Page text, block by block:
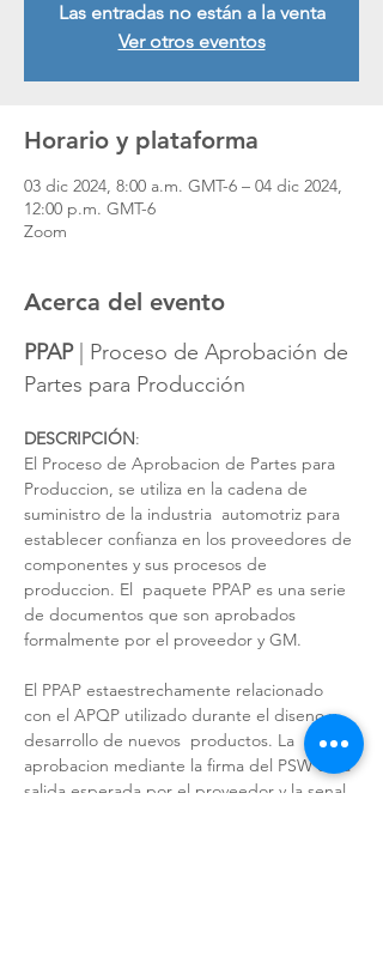
Las entradas no están a la venta
Ver otros eventos
Horario y plataforma
03 dic 2024, 8:00 a.m. GMT-6 – 04 dic 2024,
12:00 p.m. GMT-6
Zoom
Acerca del evento
PPAP | Proceso de Aprobación de
Partes para Producción
DESCRIPCIÓN:
El Proceso de Aprobacion de Partes para
Produccion, se utiliza en la cadena de
suministro de la industria  automotriz para
establecer confianza en los proveedores de
componentes y sus procesos de
produccion. El  paquete PPAP es una serie
de documentos que son aprobados
formalmente por el proveedor y GM.
El PPAP estaestrechamente relacionado
con el APQP utilizado durante el diseno y
desarrollo de nuevos  productos. La
aprobacion mediante la firma del PSW es la
salida esperada por el proveedor y la senal